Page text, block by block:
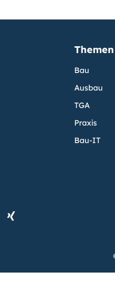
Themen
Bau
Ausbau
TGA
Praxis
Bau-IT